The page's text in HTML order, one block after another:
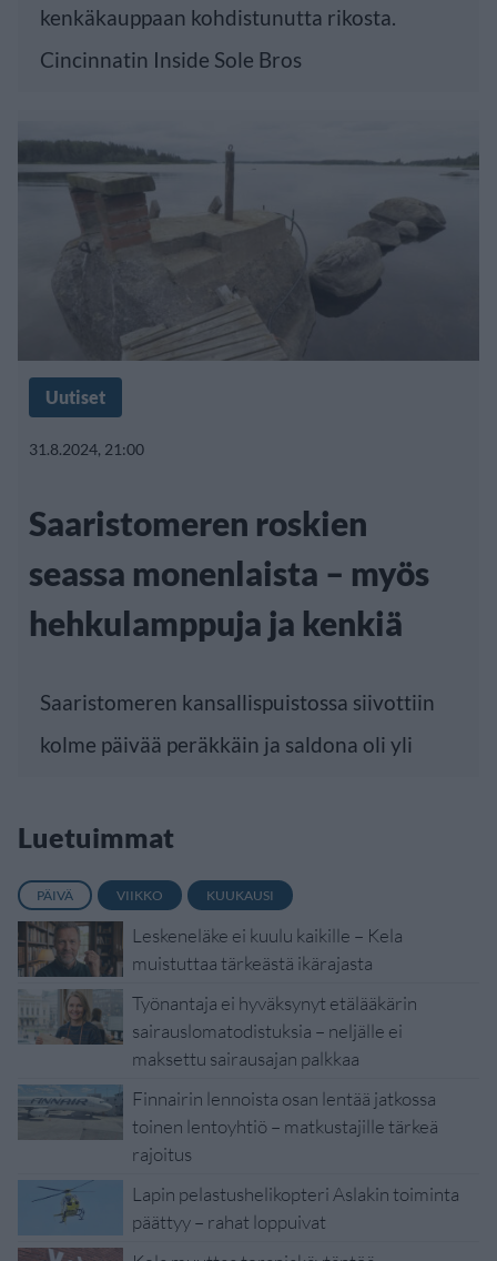
kenkäkauppaan kohdistunutta rikosta.
Cincinnatin Inside Sole Bros
Uutiset
31.8.2024, 21:00
Saaristomeren roskien
seassa monenlaista – myös
hehkulamppuja ja kenkiä
Saaristomeren kansallispuistossa siivottiin
kolme päivää peräkkäin ja saldona oli yli
Luetuimmat
PÄIVÄ VIIKKO KUUKAUSI
Leskeneläke ei kuulu kaikille – Kela
muistuttaa tärkeästä ikärajasta
Työnantaja ei hyväksynyt etälääkärin
sairauslomatodistuksia – neljälle ei
maksettu sairausajan palkkaa
Finnairin lennoista osan lentää jatkossa
toinen lentoyhtiö – matkustajille tärkeä
rajoitus
Lapin pelastushelikopteri Aslakin toiminta
päättyy – rahat loppuivat